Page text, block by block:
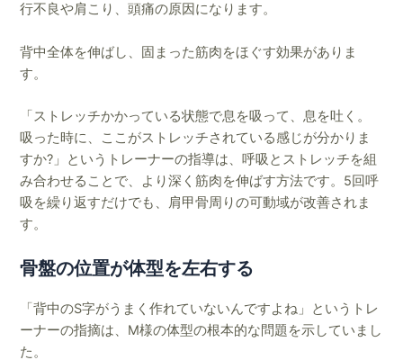
行不良や肩こり、頭痛の原因になります。
背中全体を伸ばし、固まった筋肉をほぐす効果がありま
す。
「ストレッチかかっている状態で息を吸って、息を吐く。
吸った時に、ここがストレッチされている感じが分かりま
すか?」というトレーナーの指導は、呼吸とストレッチを組
み合わせることで、より深く筋肉を伸ばす方法です。5回呼
吸を繰り返すだけでも、肩甲骨周りの可動域が改善されま
す。
骨盤の位置が体型を左右する
「背中のS字がうまく作れていないんですよね」というトレ
ーナーの指摘は、M様の体型の根本的な問題を示していまし
た。